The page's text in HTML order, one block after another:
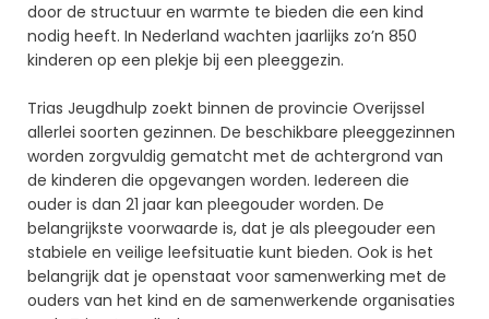
door de structuur en warmte te bieden die een kind
nodig heeft. In Nederland wachten jaarlijks zo’n 850
kinderen op een plekje bij een pleeggezin.
Trias Jeugdhulp zoekt binnen de provincie Overijssel
allerlei soorten gezinnen. De beschikbare pleeggezinnen
worden zorgvuldig gematcht met de achtergrond van
de kinderen die opgevangen worden. Iedereen die
ouder is dan 21 jaar kan pleegouder worden. De
belangrijkste voorwaarde is, dat je als pleegouder een
stabiele en veilige leefsituatie kunt bieden. Ook is het
belangrijk dat je openstaat voor samenwerking met de
ouders van het kind en de samenwerkende organisaties